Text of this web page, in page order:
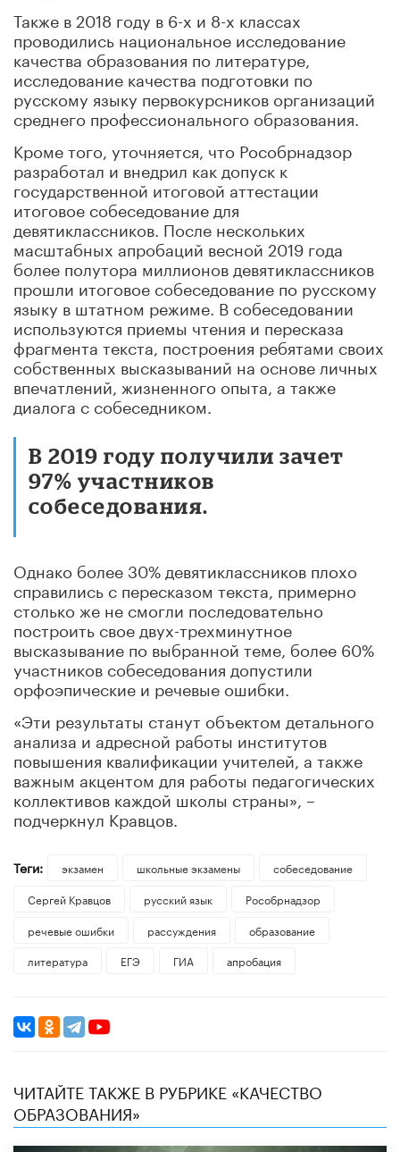
Также в 2018 году в 6-х и 8-х классах
проводились национальное исследование
качества образования по литературе,
исследование качества подготовки по
русскому языку первокурсников организаций
среднего профессионального образования.
Кроме того, уточняется, что Рособрнадзор
разработал и внедрил как допуск к
государственной итоговой аттестации
итоговое собеседование для
девятиклассников. После нескольких
масштабных апробаций весной 2019 года
более полутора миллионов девятиклассников
прошли итоговое собеседование по русскому
языку в штатном режиме. В собеседовании
используются приемы чтения и пересказа
фрагмента текста, построения ребятами своих
собственных высказываний на основе личных
впечатлений, жизненного опыта, а также
диалога с собеседником.
В 2019 году получили зачет
97% участников
собеседования.
Однако более 30% девятиклассников плохо
справились с пересказом текста, примерно
столько же не смогли последовательно
построить свое двух-трехминутное
высказывание по выбранной теме, более 60%
участников собеседования допустили
орфоэпические и речевые ошибки.
«Эти результаты станут объектом детального
анализа и адресной работы институтов
повышения квалификации учителей, а также
важным акцентом для работы педагогических
коллективов каждой школы страны», –
подчеркнул Кравцов.
Теги: экзамен школьные экзамены
собеседование
Сергей Кравцов
русский язык
Рособрнадзор
речевые ошибки
рассуждения
образование
литература
ЕГЭ ГИА апробация
ЧИТАЙТЕ ТАКЖЕ В РУБРИКЕ «КАЧЕСТВО
ОБРАЗОВАНИЯ»